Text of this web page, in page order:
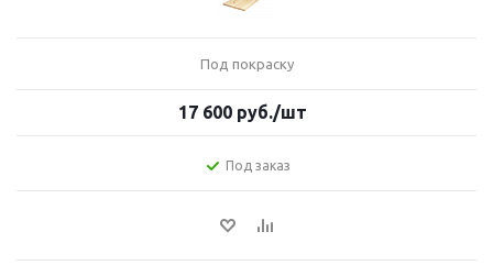
Под покраску
17 600 руб./шт
Под заказ